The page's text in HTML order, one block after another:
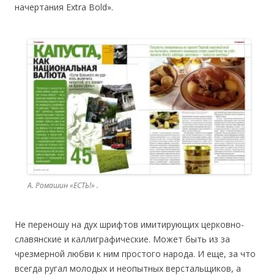
начертания Extra Bold».
А. Ромашин «ЕСТЬ!» .
Не переношу на дух шрифтов имитирующих церковно-
славянские и каллиграфические. Может быть из за
чрезмерной любви к ним простого народа. И еще, за что
всегда ругал молодых и неопытных верстальщиков, а